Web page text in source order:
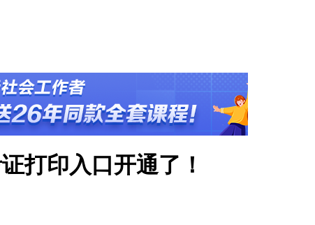
打印入口开通了！